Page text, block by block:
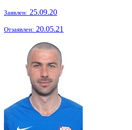
Заявлен: 25.09.20
Отзаявлен: 20.05.21